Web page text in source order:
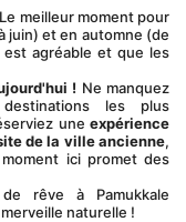
Le meilleur moment pour
juin) et en automne (de
agréable et que les
! Ne manquez
les plus
une expérience
de la ville ancienne,
ici promet des
rêve à Pamukkale
naturelle !